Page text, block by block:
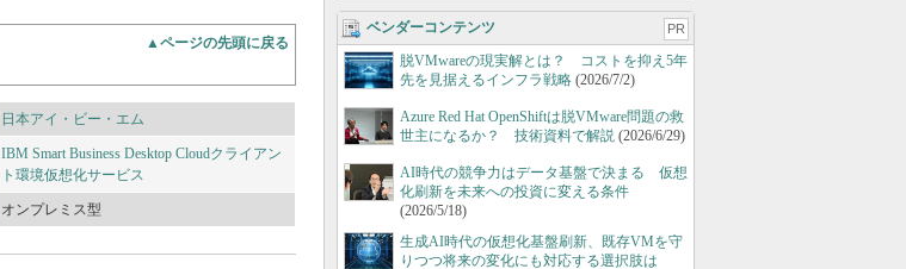
▲ページの先頭に戻る
日本アイ・ビー・エム
IBM Smart Business Desktop Cloudクライアン
ト環境仮想化サービス
オンプレミス型
ベンダーコンテンツ PR
脱VMwareの現実解とは？ コストを抑え5年
先を見据えるインフラ戦略 (2026/7/2)
Azure Red Hat OpenShiftは脱VMware問題の救
世主になるか？ 技術資料で解説 (2026/6/29)
AI時代の競争力はデータ基盤で決まる 仮想
化刷新を未来への投資に変える条件
(2026/5/18)
生成AI時代の仮想化基盤刷新、既存VMを守
りつつ将来の変化にも対応する選択肢は